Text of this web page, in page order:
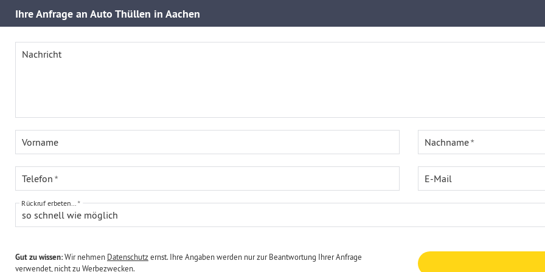
IhreAnfrage an Auto Thüllen in Aachen
Nachricht
Vorname Nachname
Telefon E-Mail
so schnell wie möglich
Rückruf erbeten...
Gut zu wissen:Wir nehmen Datenschutzernst. Ihre Angaben werden nur zur Beantwortung Ihrer Anfrage
verwendet, nicht zu Werbezwecken.